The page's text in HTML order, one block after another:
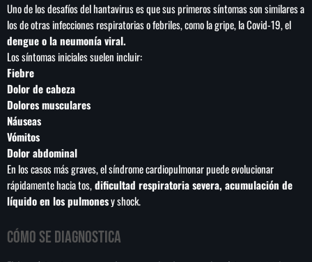
Uno de los desafíos del hantavirus es que sus primeros síntomas son similares a
los de otras infecciones respiratorias o febriles, como la gripe, la Covid-19, el
dengue o la neumonía viral.
Los síntomas iniciales suelen incluir:
Fiebre
Dolor de cabeza
Dolores musculares
Náuseas
Vómitos
Dolor abdominal
En los casos más graves, el síndrome cardiopulmonar puede evolucionar
rápidamente hacia tos,dificultad respiratoria severa, acumulación de
líquido en los pulmonesy shock.
Cómo se diagnostica